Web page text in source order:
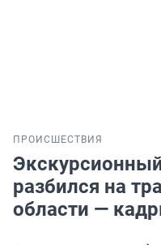
ПРОИСШЕСТВИЯ
разбился на
области —